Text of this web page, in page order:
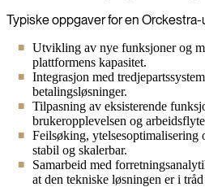
Typiske oppgaver for en
Utvikling av nye funksjoner og
plattformens kapasitet.
Integrasjon med
betalingsløsninger.
Tilpasning av eksisterende
brukeropplevelsen og
Feilsøking, ytelsesoptimalisering
stabil og skalerbar.
Samarbeid med
at den tekniske løsningen er i